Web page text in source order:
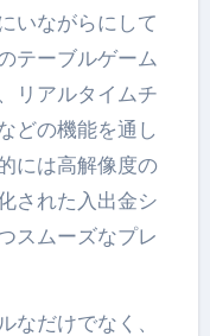
いながらにして
テーブルゲーム
リアルタイムチ
どの機能を通し
には高解像度の
された入出金シ
スムーズなプレ
なだけでなく、